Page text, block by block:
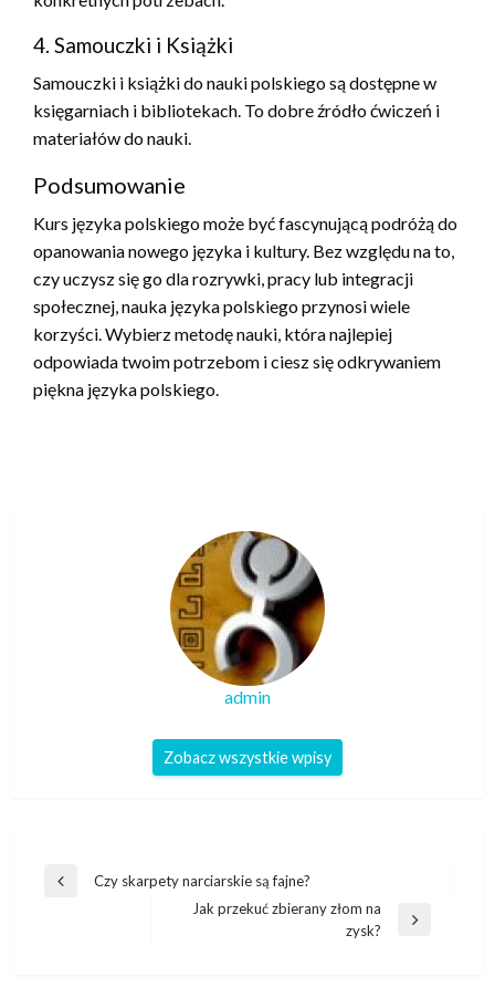
4. Samouczki i Książki
Samouczki i książki do nauki polskiego są dostępne w
księgarniach i bibliotekach. To dobre źródło ćwiczeń i
materiałów do nauki.
Podsumowanie
Kurs języka polskiego może być fascynującą podróżą do
opanowania nowego języka i kultury. Bez względu na to,
czy uczysz się go dla rozrywki, pracy lub integracji
społecznej, nauka języka polskiego przynosi wiele
korzyści. Wybierz metodę nauki, która najlepiej
odpowiada twoim potrzebom i ciesz się odkrywaniem
piękna języka polskiego.
admin
Zobacz wszystkie wpisy
Nawigacja
Poprzedni
Czy skarpety narciarskie są fajne?
Jak przekuć zbierany złom na
zysk?